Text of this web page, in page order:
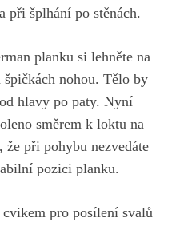
při šplhání po⁤ stěnách.
planku si lehněte na​
špičkách nohou. Tělo by
hlavy po ⁢paty.⁢ Nyní
směrem‌ k loktu na
že při pohybu‍ nezvedáte
pozici ⁢planku.
pro posílení svalů